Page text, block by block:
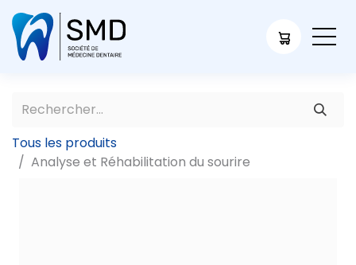
Tous les produits
Analyse et Réhabilitation du sourire